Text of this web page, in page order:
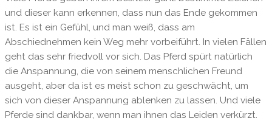
und dieser kann erkennen, dass nun das Ende gekommen
ist. Es ist ein Gefühl, und man weiß, dass am
Abschiednehmen kein Weg mehr vorbeiführt. In vielen Fällen
geht das sehr friedvoll vor sich. Das Pferd spürt natürlich
die Anspannung, die von seinem menschlichen Freund
ausgeht, aber da ist es meist schon zu geschwächt, um
sich von dieser Anspannung ablenken zu lassen. Und viele
Pferde sind dankbar, wenn man ihnen das Leiden verkürzt.